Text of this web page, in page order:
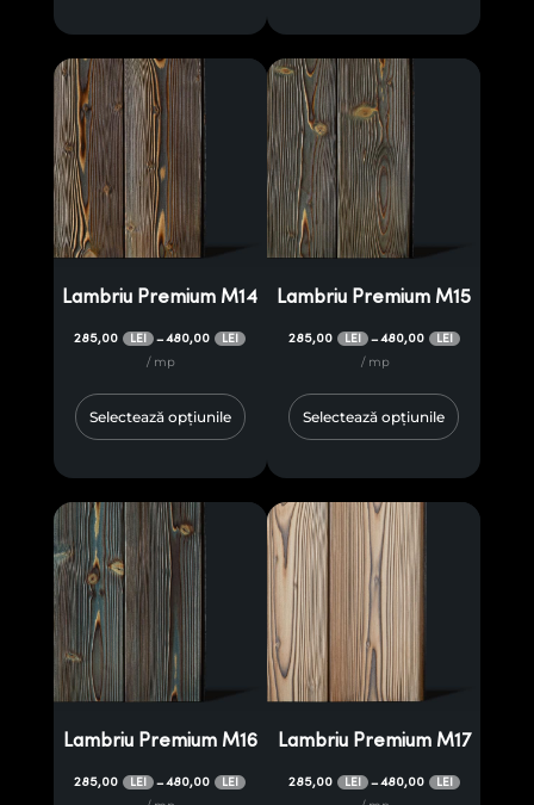
Lambriu Premium M14
285,00 LEI –480,00 LEI
/ mp
Selectează opțiunile
Lambriu Premium M15
285,00 LEI –480,00 LEI
/ mp
Selectează opțiunile
Lambriu Premium M16
285,00 LEI –480,00 LEI
Lambriu Premium M17
285,00 LEI –480,00 LEI